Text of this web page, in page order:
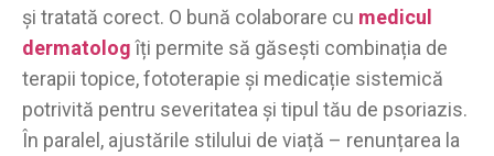
și tratată corect. O bună colaborare cu medicul
dermatologîți permite să găsești combinația de
terapii topice, fototerapie și medicație sistemică
potrivită pentru severitatea și tipul tău de psoriazis.
În paralel, ajustările stilului de viață – renunțarea la